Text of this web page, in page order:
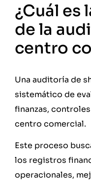
¿Cuál es
de la
centro
Una auditoría de
sistemático de
finanzas,
centro comercial.
Este proceso
los registros
operacionales,